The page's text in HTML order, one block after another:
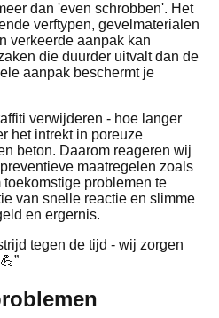
dan 'even schrobben'. Het
verftypen, gevelmaterialen
verkeerde aanpak kan
die duurder uitvalt dan de
aanpak beschermt je
verwijderen - hoe langer
het intrekt in poreuze
beton. Daarom reageren wij
maatregelen zoals
problemen te
van snelle reactie en slimme
en ergernis.
tegen de tijd - wij zorgen
”